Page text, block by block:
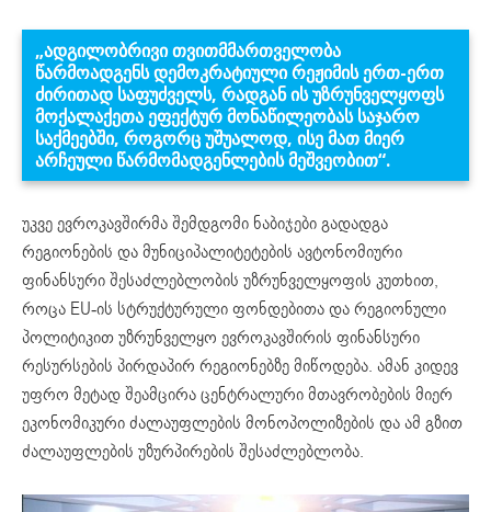
„ადგილობრივი თვითმმართველობა
წარმოადგენს დემოკრატიული რეჟიმის ერთ-ერთ
ძირითად საფუძველს, რადგან ის უზრუნველყოფს
მოქალაქეთა ეფექტურ მონაწილეობას საჯარო
საქმეებში, როგორც უშუალოდ, ისე მათ მიერ
არჩეული წარმომადგენლების მეშვეობით“.
უკვე ევროკავშირმა შემდგომი ნაბიჯები გადადგა
რეგიონების და მუნიციპალიტეტების ავტონომიური
ფინანსური შესაძლებლობის უზრუნველყოფის კუთხით,
როცა EU-ის სტრუქტურული ფონდებითა და რეგიონული
პოლიტიკით უზრუნველყო ევროკავშირის ფინანსური
რესურსების პირდაპირ რეგიონებზე მიწოდება. ამან კიდევ
უფრო მეტად შეამცირა ცენტრალური მთავრობების მიერ
ეკონომიკური ძალაუფლების მონოპოლიზების და ამ გზით
ძალაუფლების უზურპირების შესაძლებლობა.